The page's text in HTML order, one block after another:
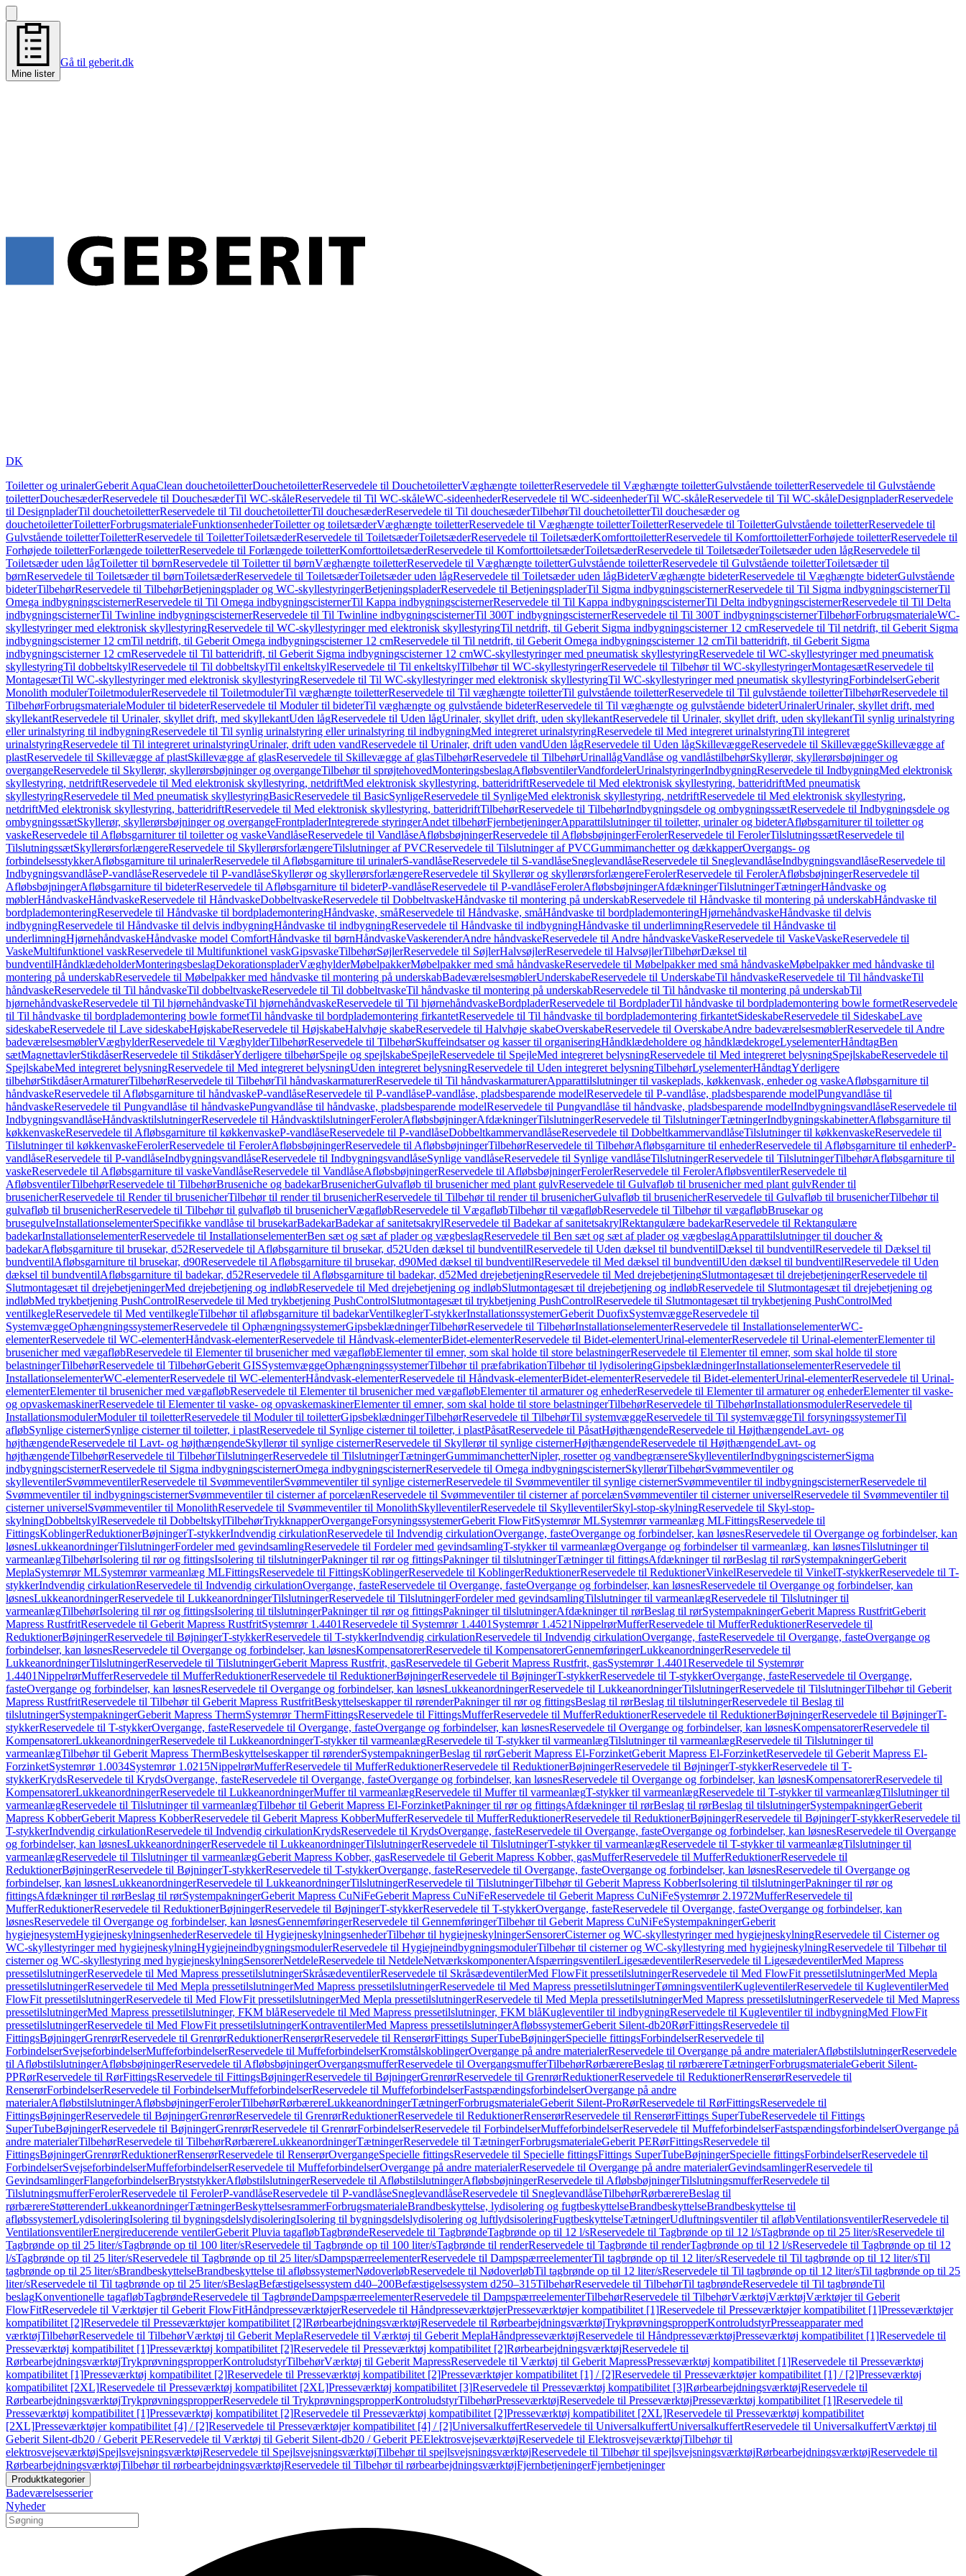
Mine lister
Gå til geberit.dk
DK
Toiletter og urinalerGeberit AquaClean douchetoiletterDouchetoiletterReservedele til DouchetoiletterVæghængte toiletterReservedele til Væghængte toiletterGulvstående toiletterReservedele til Gulvstående
toiletterDouchesæderReservedele til DouchesæderTil WC-skåleReservedele til Til WC-skåleWC-sideenhederReservedele til WC-sideenhederTil WC-skåleReservedele til Til WC-skåleDesignpladerReservedele
til DesignpladerTil douchetoiletterReservedele til Til douchetoiletterTil douchesæderReservedele til Til douchesæderTilbehørTil douchetoiletterTil douchesæder og
douchetoiletterToiletterForbrugsmaterialeFunktionsenhederToiletter og toiletsæderVæghængte toiletterReservedele til Væghængte toiletterToiletterReservedele til ToiletterGulvstående toiletterReservedele til
Gulvstående toiletterToiletterReservedele til ToiletterToiletsæderReservedele til ToiletsæderToiletsæderReservedele til ToiletsæderKomforttoiletterReservedele til KomforttoiletterForhøjede toiletterReservedele til
Forhøjede toiletterForlængede toiletterReservedele til Forlængede toiletterKomforttoiletsæderReservedele til KomforttoiletsæderToiletsæderReservedele til ToiletsæderToiletsæder uden lågReservedele til
Toiletsæder uden lågToiletter til børnReservedele til Toiletter til børnVæghængte toiletterReservedele til Væghængte toiletterGulvstående toiletterReservedele til Gulvstående toiletterToiletsæder til
børnReservedele til Toiletsæder til børnToiletsæderReservedele til ToiletsæderToiletsæder uden lågReservedele til Toiletsæder uden lågBideterVæghængte bideterReservedele til Væghængte bideterGulvstående
bideterTilbehørReservedele til TilbehørBetjeningsplader og WC-skyllestyringerBetjeningspladerReservedele til BetjeningspladerTil Sigma indbygningscisternerReservedele til Til Sigma indbygningscisternerTil
Omega indbygningscisternerReservedele til Til Omega indbygningscisternerTil Kappa indbygningscisternerReservedele til Til Kappa indbygningscisternerTil Delta indbygningscisternerReservedele til Til Delta
indbygningscisternerTil Twinline indbygningscisternerReservedele til Til Twinline indbygningscisternerTil 300T indbygningscisternerReservedele til Til 300T indbygningscisternerTilbehørForbrugsmaterialeWC-
skyllestyringer med elektronisk skyllestyringReservedele til WC-skyllestyringer med elektronisk skyllestyringTil netdrift, til Geberit Sigma indbygningscisterner 12 cmReservedele til Til netdrift, til Geberit Sigma
indbygningscisterner 12 cmTil netdrift, til Geberit Omega indbygningscisterner 12 cmReservedele til Til netdrift, til Geberit Omega indbygningscisterner 12 cmTil batteridrift, til Geberit Sigma
indbygningscisterner 12 cmReservedele til Til batteridrift, til Geberit Sigma indbygningscisterner 12 cmWC-skyllestyringer med pneumatisk skyllestyringReservedele til WC-skyllestyringer med pneumatisk
skyllestyringTil dobbeltskylReservedele til Til dobbeltskylTil enkeltskylReservedele til Til enkeltskylTilbehør til WC-skyllestyringerReservedele til Tilbehør til WC-skyllestyringerMontagesætReservedele til
MontagesætTil WC-skyllestyringer med elektronisk skyllestyringReservedele til Til WC-skyllestyringer med elektronisk skyllestyringTil WC-skyllestyringer med pneumatisk skyllestyringForbindelserGeberit
Monolith modulerToiletmodulerReservedele til ToiletmodulerTil væghængte toiletterReservedele til Til væghængte toiletterTil gulvstående toiletterReservedele til Til gulvstående toiletterTilbehørReservedele til
TilbehørForbrugsmaterialeModuler til bideterReservedele til Moduler til bideterTil væghængte og gulvstående bideterReservedele til Til væghængte og gulvstående bideterUrinalerUrinaler, skyllet drift, med
skyllekantReservedele til Urinaler, skyllet drift, med skyllekantUden lågReservedele til Uden lågUrinaler, skyllet drift, uden skyllekantReservedele til Urinaler, skyllet drift, uden skyllekantTil synlig urinalstyring
eller urinalstyring til indbygningReservedele til Til synlig urinalstyring eller urinalstyring til indbygningMed integreret urinalstyringReservedele til Med integreret urinalstyringTil integreret
urinalstyringReservedele til Til integreret urinalstyringUrinaler, drift uden vandReservedele til Urinaler, drift uden vandUden lågReservedele til Uden lågSkillevæggeReservedele til SkillevæggeSkillevægge af
plastReservedele til Skillevægge af plastSkillevægge af glasReservedele til Skillevægge af glasTilbehørReservedele til TilbehørUrinallågVandlåse og vandlåstilbehørSkyllerør, skyllerørsbøjninger og
overgangeReservedele til Skyllerør, skyllerørsbøjninger og overgangeTilbehør til sprøjtehovedMonteringsbeslagAfløbsventilerVandfordelerUrinalstyringerIndbygningReservedele til IndbygningMed elektronisk
skyllestyring, netdriftReservedele til Med elektronisk skyllestyring, netdriftMed elektronisk skyllestyring, batteridriftReservedele til Med elektronisk skyllestyring, batteridriftMed pneumatisk
skyllestyringReservedele til Med pneumatisk skyllestyringBasicReservedele til BasicSynligeReservedele til SynligeMed elektronisk skyllestyring, netdriftReservedele til Med elektronisk skyllestyring,
netdriftMed elektronisk skyllestyring, batteridriftReservedele til Med elektronisk skyllestyring, batteridriftTilbehørReservedele til TilbehørIndbygningsdele og ombygningssætReservedele til Indbygningsdele og
ombygningssætSkyllerør, skyllerørsbøjninger og overgangeFrontpladerIntegrerede styringerAndet tilbehørFjernbetjeningerApparattilslutninger til toiletter, urinaler og bideterAfløbsgarniturer til toiletter og
vaskeReservedele til Afløbsgarniturer til toiletter og vaskeVandlåseReservedele til VandlåseAfløbsbøjningerReservedele til AfløbsbøjningerFerolerReservedele til FerolerTilslutningssætReservedele til
TilslutningssætSkyllerørsforlængereReservedele til SkyllerørsforlængereTilslutninger af PVCReservedele til Tilslutninger af PVCGummimanchetter og dækkapperOvergangs- og
forbindelsesstykkerAfløbsgarniture til urinalerReservedele til Afløbsgarniture til urinalerS-vandlåseReservedele til S-vandlåseSneglevandlåseReservedele til SneglevandlåseIndbygningsvandlåseReservedele til
IndbygningsvandlåseP-vandlåseReservedele til P-vandlåseSkyllerør og skyllerørsforlængereReservedele til Skyllerør og skyllerørsforlængereFerolerReservedele til FerolerAfløbsbøjningerReservedele til
AfløbsbøjningerAfløbsgarniture til bideterReservedele til Afløbsgarniture til bideterP-vandlåseReservedele til P-vandlåseFerolerAfløbsbøjningerAfdækningerTilslutningerTætningerHåndvaske og
møblerHåndvaskeHåndvaskeReservedele til HåndvaskeDobbeltvaskeReservedele til DobbeltvaskeHåndvaske til montering på underskabReservedele til Håndvaske til montering på underskabHåndvaske til
bordplademonteringReservedele til Håndvaske til bordplademonteringHåndvaske, småReservedele til Håndvaske, småHåndvaske til bordplademonteringHjørnehåndvaskeHåndvaske til delvis
indbygningReservedele til Håndvaske til delvis indbygningHåndvaske til indbygningReservedele til Håndvaske til indbygningHåndvaske til underlimningReservedele til Håndvaske til
underlimningHjørnehåndvaskeHåndvaske model ComfortHåndvaske til børnHåndvaskeVaskerenderAndre håndvaskeReservedele til Andre håndvaskeVaskeReservedele til VaskeVaskeReservedele til
VaskeMultifunktionel vaskReservedele til Multifunktionel vaskGipsvaskeTilbehørSøjlerReservedele til SøjlerHalvsøjlerReservedele til HalvsøjlerTilbehørDæksel til
bundventilHåndklædeholderMonteringsbeslagDekorationspladerVæghylderMøbelpakkerMøbelpakker med små håndvaskeReservedele til Møbelpakker med små håndvaskeMøbelpakker med håndvaske til
montering på underskabReservedele til Møbelpakker med håndvaske til montering på underskabBadeværelsesmøblerUnderskabeReservedele til UnderskabeTil håndvaskeReservedele til Til håndvaskeTil
håndvaskeReservedele til Til håndvaskeTil dobbeltvaskeReservedele til Til dobbeltvaskeTil håndvaske til montering på underskabReservedele til Til håndvaske til montering på underskabTil
hjørnehåndvaskeReservedele til Til hjørnehåndvaskeTil hjørnehåndvaskeReservedele til Til hjørnehåndvaskeBordpladerReservedele til BordpladerTil håndvaske til bordplademontering bowle formetReservedele
til Til håndvaske til bordplademontering bowle formetTil håndvaske til bordplademontering firkantetReservedele til Til håndvaske til bordplademontering firkantetSideskabeReservedele til SideskabeLave
sideskabeReservedele til Lave sideskabeHøjskabeReservedele til HøjskabeHalvhøje skabeReservedele til Halvhøje skabeOverskabeReservedele til OverskabeAndre badeværelsesmøblerReservedele til Andre
badeværelsesmøblerVæghylderReservedele til VæghylderTilbehørReservedele til TilbehørSkuffeindsatser og kasser til organiseringHåndklædeholdere og håndklædekrogeLyselementerHåndtagBen
sætMagnettavlerStikdåserReservedele til StikdåserYderligere tilbehørSpejle og spejlskabeSpejleReservedele til SpejleMed integreret belysningReservedele til Med integreret belysningSpejlskabeReservedele til
SpejlskabeMed integreret belysningReservedele til Med integreret belysningUden integreret belysningReservedele til Uden integreret belysningTilbehørLyselementerHåndtagYderligere
tilbehørStikdåserArmaturerTilbehørReservedele til TilbehørTil håndvaskarmaturerReservedele til Til håndvaskarmaturerApparattilslutninger til vaskeplads, køkkenvask, enheder og vaskeAfløbsgarniture til
håndvaskeReservedele til Afløbsgarniture til håndvaskeP-vandlåseReservedele til P-vandlåseP-vandlåse, pladsbesparende modelReservedele til P-vandlåse, pladsbesparende modelPungvandlåse til
håndvaskeReservedele til Pungvandlåse til håndvaskePungvandlåse til håndvaske, pladsbesparende modelReservedele til Pungvandlåse til håndvaske, pladsbesparende modelIndbygningsvandlåseReservedele til
IndbygningsvandlåseHåndvasktilslutningerReservedele til HåndvasktilslutningerFerolerAfløbsbøjningerAfdækningerTilslutningerReservedele til TilslutningerTætningerIndbygningskabinetterAfløbsgarniture til
køkkenvaskeReservedele til Afløbsgarniture til køkkenvaskeP-vandlåseReservedele til P-vandlåseDobbeltkammervandlåseReservedele til DobbeltkammervandlåseTilslutninger til køkkenvaskeReservedele til
Tilslutninger til køkkenvaskeFerolerReservedele til FerolerAfløbsbøjningerReservedele til AfløbsbøjningerTilbehørReservedele til TilbehørAfløbsgarniture til enhederReservedele til Afløbsgarniture til enhederP-
vandlåseReservedele til P-vandlåseIndbygningsvandlåseReservedele til IndbygningsvandlåseSynlige vandlåseReservedele til Synlige vandlåseTilslutningerReservedele til TilslutningerTilbehørAfløbsgarniture til
vaskeReservedele til Afløbsgarniture til vaskeVandlåseReservedele til VandlåseAfløbsbøjningerReservedele til AfløbsbøjningerFerolerReservedele til FerolerAfløbsventilerReservedele til
AfløbsventilerTilbehørReservedele til TilbehørBruseniche og badekarBrusenicherGulvafløb til brusenicher med plant gulvReservedele til Gulvafløb til brusenicher med plant gulvRender til
brusenicherReservedele til Render til brusenicherTilbehør til render til brusenicherReservedele til Tilbehør til render til brusenicherGulvafløb til brusenicherReservedele til Gulvafløb til brusenicherTilbehør til
gulvafløb til brusenicherReservedele til Tilbehør til gulvafløb til brusenicherVægafløbReservedele til VægafløbTilbehør til vægafløbReservedele til Tilbehør til vægafløbBrusekar og
brusegulveInstallationselementerSpecifikke vandlåse til brusekarBadekarBadekar af sanitetsakrylReservedele til Badekar af sanitetsakrylRektangulære badekarReservedele til Rektangulære
badekarInstallationselementerReservedele til InstallationselementerBen sæt og sæt af plader og vægbeslagReservedele til Ben sæt og sæt af plader og vægbeslagApparattilslutninger til doucher &
badekarAfløbsgarniture til brusekar, d52Reservedele til Afløbsgarniture til brusekar, d52Uden dæksel til bundventilReservedele til Uden dæksel til bundventilDæksel til bundventilReservedele til Dæksel til
bundventilAfløbsgarniture til brusekar, d90Reservedele til Afløbsgarniture til brusekar, d90Med dæksel til bundventilReservedele til Med dæksel til bundventilUden dæksel til bundventilReservedele til Uden
dæksel til bundventilAfløbsgarniture til badekar, d52Reservedele til Afløbsgarniture til badekar, d52Med drejebetjeningReservedele til Med drejebetjeningSlutmontagesæt til drejebetjeningerReservedele til
Slutmontagesæt til drejebetjeningerMed drejebetjening og indløbReservedele til Med drejebetjening og indløbSlutmontagesæt til drejebetjening og indløbReservedele til Slutmontagesæt til drejebetjening og
indløbMed trykbetjening PushControlReservedele til Med trykbetjening PushControlSlutmontagesæt til trykbetjening PushControlReservedele til Slutmontagesæt til trykbetjening PushControlMed
ventilkegleReservedele til Med ventilkegleTilbehør til afløbsgarniture til badekarVentilkeglerT-stykkerInstallationssystemerGeberit DuofixSystemvæggeReservedele til
SystemvæggeOphængningssystemerReservedele til OphængningssystemerGipsbeklædningerTilbehørReservedele til TilbehørInstallationselementerReservedele til InstallationselementerWC-
elementerReservedele til WC-elementerHåndvask-elementerReservedele til Håndvask-elementerBidet-elementerReservedele til Bidet-elementerUrinal-elementerReservedele til Urinal-elementerElementer til
brusenicher med vægafløbReservedele til Elementer til brusenicher med vægafløbElementer til emner, som skal holde til store belastningerReservedele til Elementer til emner, som skal holde til store
belastningerTilbehørReservedele til TilbehørGeberit GISSystemvæggeOphængningssystemerTilbehør til præfabrikationTilbehør til lydisoleringGipsbeklædningerInstallationselementerReservedele til
InstallationselementerWC-elementerReservedele til WC-elementerHåndvask-elementerReservedele til Håndvask-elementerBidet-elementerReservedele til Bidet-elementerUrinal-elementerReservedele til Urinal-
elementerElementer til brusenicher med vægafløbReservedele til Elementer til brusenicher med vægafløbElementer til armaturer og enhederReservedele til Elementer til armaturer og enhederElementer til vaske-
og opvaskemaskinerReservedele til Elementer til vaske- og opvaskemaskinerElementer til emner, som skal holde til store belastningerTilbehørReservedele til TilbehørInstallationsmodulerReservedele til
InstallationsmodulerModuler til toiletterReservedele til Moduler til toiletterGipsbeklædningerTilbehørReservedele til TilbehørTil systemvæggeReservedele til Til systemvæggeTil forsyningssystemerTil
afløbSynlige cisternerSynlige cisterner til toiletter, i plastReservedele til Synlige cisterner til toiletter, i plastPåsatReservedele til PåsatHøjthængendeReservedele til HøjthængendeLavt- og
højthængendeReservedele til Lavt- og højthængendeSkyllerør til synlige cisternerReservedele til Skyllerør til synlige cisternerHøjthængendeReservedele til HøjthængendeLavt- og
højthængendeTilbehørReservedele til TilbehørTilslutningerReservedele til TilslutningerTætningerGummimanchetterNipler, rosetter og vandbegrænsereSkylleventilerIndbygningscisternerSigma
indbygningscisternerReservedele til Sigma indbygningscisternerOmega indbygningscisternerReservedele til Omega indbygningscisternerSkyllerørTilbehørSvømmeventiler og
skylleventilerSvømmeventilerReservedele til SvømmeventilerSvømmeventiler til synlige cisternerReservedele til Svømmeventiler til synlige cisternerSvømmeventiler til indbygningscisternerReservedele til
Svømmeventiler til indbygningscisternerSvømmeventiler til cisterner af porcelænReservedele til Svømmeventiler til cisterner af porcelænSvømmeventiler til cisterner universelReservedele til Svømmeventiler til
cisterner universelSvømmeventiler til MonolithReservedele til Svømmeventiler til MonolithSkylleventilerReservedele til SkylleventilerSkyl-stop-skylningReservedele til Skyl-stop-
skylningDobbeltskylReservedele til DobbeltskylTilbehørTrykknapperOvergangeForsyningssystemerGeberit FlowFitSystemrør MLSystemrør varmeanlæg MLFittingsReservedele til
FittingsKoblingerReduktionerBøjningerT-stykkerIndvendig cirkulationReservedele til Indvendig cirkulationOvergange, fasteOvergange og forbindelser, kan løsnesReservedele til Overgange og forbindelser, kan
løsnesLukkeanordningerTilslutningerFordeler med gevindsamlingReservedele til Fordeler med gevindsamlingT-stykker til varmeanlægOvergange og forbindelser til varmeanlæg, kan løsnesTilslutninger til
varmeanlægTilbehørIsolering til rør og fittingsIsolering til tilslutningerPakninger til rør og fittingsPakninger til tilslutningerTætninger til fittingsAfdækninger til rørBeslag til rørSystempakningerGeberit
MeplaSystemrør MLSystemrør varmeanlæg MLFittingsReservedele til FittingsKoblingerReservedele til KoblingerReduktionerReservedele til ReduktionerVinkelReservedele til VinkelT-stykkerReservedele til T-
stykkerIndvendig cirkulationReservedele til Indvendig cirkulationOvergange, fasteReservedele til Overgange, fasteOvergange og forbindelser, kan løsnesReservedele til Overgange og forbindelser, kan
løsnesLukkeanordningerReservedele til LukkeanordningerTilslutningerReservedele til TilslutningerFordeler med gevindsamlingTilslutninger til varmeanlægReservedele til Tilslutninger til
varmeanlægTilbehørIsolering til rør og fittingsIsolering til tilslutningerPakninger til rør og fittingsPakninger til tilslutningerAfdækninger til rørBeslag til rørSystempakningerGeberit Mapress RustfritGeberit
Mapress RustfritReservedele til Geberit Mapress RustfritSystemrør 1.4401Reservedele til Systemrør 1.4401 Systemrør 1.4521NippelrørMufferReservedele til MufferReduktionerReservedele til
ReduktionerBøjningerReservedele til BøjningerT-stykkerReservedele til T-stykkerIndvendig cirkulationReservedele til Indvendig cirkulationOvergange, fasteReservedele til Overgange, fasteOvergange og
forbindelser, kan løsnesReservedele til Overgange og forbindelser, kan løsnesKompensatorerReservedele til KompensatorerGennemføringerLukkeanordningerReservedele til
LukkeanordningerTilslutningerReservedele til TilslutningerGeberit Mapress Rustfrit, gasReservedele til Geberit Mapress Rustfrit, gasSystemrør 1.4401Reservedele til Systemrør
1.4401NippelrørMufferReservedele til MufferReduktionerReservedele til ReduktionerBøjningerReservedele til BøjningerT-stykkerReservedele til T-stykkerOvergange, fasteReservedele til Overgange,
fasteOvergange og forbindelser, kan løsnesReservedele til Overgange og forbindelser, kan løsnesLukkeanordningerReservedele til LukkeanordningerTilslutningerReservedele til TilslutningerTilbehør til Geberit
Mapress RustfritReservedele til Tilbehør til Geberit Mapress RustfritBeskyttelseskapper til rørenderPakninger til rør og fittingsBeslag til rørBeslag til tilslutningerReservedele til Beslag til
tilslutningerSystempakningerGeberit Mapress ThermSystemrør ThermFittingsReservedele til FittingsMufferReservedele til MufferReduktionerReservedele til ReduktionerBøjningerReservedele til BøjningerT-
stykkerReservedele til T-stykkerOvergange, fasteReservedele til Overgange, fasteOvergange og forbindelser, kan løsnesReservedele til Overgange og forbindelser, kan løsnesKompensatorerReservedele til
KompensatorerLukkeanordningerReservedele til LukkeanordningerT-stykker til varmeanlægReservedele til T-stykker til varmeanlægTilslutninger til varmeanlægReservedele til Tilslutninger til
varmeanlægTilbehør til Geberit Mapress ThermBeskyttelseskapper til rørenderSystempakningerBeslag til rørGeberit Mapress El-ForzinketGeberit Mapress El-ForzinketReservedele til Geberit Mapress El-
ForzinketSystemrør 1.0034Systemrør 1.0215NippelrørMufferReservedele til MufferReduktionerReservedele til ReduktionerBøjningerReservedele til BøjningerT-stykkerReservedele til T-
stykkerKrydsReservedele til KrydsOvergange, fasteReservedele til Overgange, fasteOvergange og forbindelser, kan løsnesReservedele til Overgange og forbindelser, kan løsnesKompensatorerReservedele til
KompensatorerLukkeanordningerReservedele til LukkeanordningerMuffer til varmeanlægReservedele til Muffer til varmeanlægT-stykker til varmeanlægReservedele til T-stykker til varmeanlægTilslutninger til
varmeanlægReservedele til Tilslutninger til varmeanlægTilbehør til Geberit Mapress El-ForzinketPakninger til rør og fittingsAfdækninger til rørBeslag til rørBeslag til tilslutningerSystempakningerGeberit
Mapress KobberGeberit Mapress KobberReservedele til Geberit Mapress KobberMufferReservedele til MufferReduktionerReservedele til ReduktionerBøjningerReservedele til BøjningerT-stykkerReservedele til
T-stykkerIndvendig cirkulationReservedele til Indvendig cirkulationKrydsReservedele til KrydsOvergange, fasteReservedele til Overgange, fasteOvergange og forbindelser, kan løsnesReservedele til Overgange
og forbindelser, kan løsnesLukkeanordningerReservedele til LukkeanordningerTilslutningerReservedele til TilslutningerT-stykker til varmeanlægReservedele til T-stykker til varmeanlægTilslutninger til
varmeanlægReservedele til Tilslutninger til varmeanlægGeberit Mapress Kobber, gasReservedele til Geberit Mapress Kobber, gasMufferReservedele til MufferReduktionerReservedele til
ReduktionerBøjningerReservedele til BøjningerT-stykkerReservedele til T-stykkerOvergange, fasteReservedele til Overgange, fasteOvergange og forbindelser, kan løsnesReservedele til Overgange og
forbindelser, kan løsnesLukkeanordningerReservedele til LukkeanordningerTilslutningerReservedele til TilslutningerTilbehør til Geberit Mapress KobberIsolering til tilslutningerPakninger til rør og
fittingsAfdækninger til rørBeslag til rørSystempakningerGeberit Mapress CuNiFeGeberit Mapress CuNiFeReservedele til Geberit Mapress CuNiFeSystemrør 2.1972MufferReservedele til
MufferReduktionerReservedele til ReduktionerBøjningerReservedele til BøjningerT-stykkerReservedele til T-stykkerOvergange, fasteReservedele til Overgange, fasteOvergange og forbindelser, kan
løsnesReservedele til Overgange og forbindelser, kan løsnesGennemføringerReservedele til GennemføringerTilbehør til Geberit Mapress CuNiFeSystempakningerGeberit
hygiejnesystemHygiejneskylningsenhederReservedele til HygiejneskylningsenhederTilbehør til hygiejneskylningerSensorerCisterner og WC-skyllestyringer med hygiejneskylningReservedele til Cisterner og
WC-skyllestyringer med hygiejneskylningHygiejneindbygningsmodulerReservedele til HygiejneindbygningsmodulerTilbehør til cisterner og WC-skyllestyring med hygiejneskylningReservedele til Tilbehør til
cisterner og WC-skyllestyring med hygiejneskylningSensorerNetdeleReservedele til NetdeleNetværkskomponenterAfspærringsventilerLigesædeventilerReservedele til LigesædeventilerMed Mapress
pressetilslutningerReservedele til Med Mapress pressetilslutningerSkråsædeventilerReservedele til SkråsædeventilerMed FlowFit pressetilslutningerReservedele til Med FlowFit pressetilslutningerMed Mepla
pressetilslutningerReservedele til Med Mepla pressetilslutningerMed Mapress pressetilslutningerReservedele til Med Mapress pressetilslutningerTømningsventilerKugleventilerReservedele til KugleventilerMed
FlowFit pressetilslutningerReservedele til Med FlowFit pressetilslutningerMed Mepla pressetilslutningerReservedele til Med Mepla pressetilslutningerMed Mapress pressetilslutningerReservedele til Med Mapress
pressetilslutningerMed Mapress pressetilslutninger, FKM blåReservedele til Med Mapress pressetilslutninger, FKM blåKugleventiler til indbygningReservedele til Kugleventiler til indbygningMed FlowFit
pressetilslutningerReservedele til Med FlowFit pressetilslutningerKontraventilerMed Mapress pressetilslutningerAfløbssystemerGeberit Silent-db20RørFittingsReservedele til
FittingsBøjningerGrenrørReservedele til GrenrørReduktionerRenserørReservedele til RenserørFittings SuperTubeBøjningerSpecielle fittingsForbindelserReservedele til
ForbindelserSvejseforbindelserMuffeforbindelserReservedele til MuffeforbindelserKromstålskoblingerOvergange på andre materialerReservedele til Overgange på andre materialerAfløbstilslutningerReservedele
til AfløbstilslutningerAfløbsbøjningerReservedele til AfløbsbøjningerOvergangsmufferReservedele til OvergangsmufferTilbehørRørbærereBeslag til rørbærereTætningerForbrugsmaterialeGeberit Silent-
PPRørReservedele til RørFittingsReservedele til FittingsBøjningerReservedele til BøjningerGrenrørReservedele til GrenrørReduktionerReservedele til ReduktionerRenserørReservedele til
RenserørForbindelserReservedele til ForbindelserMuffeforbindelserReservedele til MuffeforbindelserFastspændingsforbindelserOvergange på andre
materialerAfløbstilslutningerAfløbsbøjningerFerolerTilbehørRørbærereLukkeanordningerTætningerForbrugsmaterialeGeberit Silent-ProRørReservedele til RørFittingsReservedele til
FittingsBøjningerReservedele til BøjningerGrenrørReservedele til GrenrørReduktionerReservedele til ReduktionerRenserørReservedele til RenserørFittings SuperTubeReservedele til Fittings
SuperTubeBøjningerReservedele til BøjningerGrenrørReservedele til GrenrørForbindelserReservedele til ForbindelserMuffeforbindelserReservedele til MuffeforbindelserFastspændingsforbindelserOvergange på
andre materialerTilbehørReservedele til TilbehørRørbærereLukkeanordningerTætningerReservedele til TætningerForbrugsmaterialeGeberit PERørFittingsReservedele til
FittingsBøjningerGrenrørReduktionerRenserørReservedele til RenserørOvergangeSpecielle fittingsReservedele til Specielle fittingsFittings SuperTubeBøjningerSpecielle fittingsForbindelserReservedele til
ForbindelserSvejseforbindelserMuffeforbindelserReservedele til MuffeforbindelserOvergange på andre materialerReservedele til Overgange på andre materialerGevindsamlingerReservedele til
GevindsamlingerFlangeforbindelserBryststykkerAfløbstilslutningerReservedele til AfløbstilslutningerAfløbsbøjningerReservedele til AfløbsbøjningerTilslutningsmufferReservedele til
TilslutningsmufferFerolerReservedele til FerolerP-vandlåseReservedele til P-vandlåseSneglevandlåseReservedele til SneglevandlåseTilbehørRørbærereBeslag til
rørbærereStøtterenderLukkeanordningerTætningerBeskyttelsesrammerForbrugsmaterialeBrandbeskyttelse, lydisolering og fugtbeskyttelseBrandbeskyttelseBrandbeskyttelse til
afløbssystemerLydisoleringIsolering til bygningsdelslydisoleringIsolering til bygningsdelslydisolering og luftlydsisoleringFugtbeskyttelseTætningerUdluftningsventiler til afløbVentilationsventilerReservedele til
VentilationsventilerEnergireducerende ventilerGeberit Pluvia tagafløbTagbrøndeReservedele til TagbrøndeTagbrønde op til 12 l/sReservedele til Tagbrønde op til 12 l/sTagbrønde op til 25 liter/sReservedele til
Tagbrønde op til 25 liter/sTagbrønde op til 100 liter/sReservedele til Tagbrønde op til 100 liter/sTagbrønde til renderReservedele til Tagbrønde til renderTagbrønde op til 12 l/sReservedele til Tagbrønde op til 12
l/sTagbrønde op til 25 liter/sReservedele til Tagbrønde op til 25 liter/sDampspærreelementerReservedele til DampspærreelementerTil tagbrønde op til 12 liter/sReservedele til Til tagbrønde op til 12 liter/sTil
tagbrønde op til 25 liter/sBrandbeskyttelseBrandbeskyttelse til afløbssystemerNødoverløbReservedele til NødoverløbTil tagbrønde op til 12 liter/sReservedele til Til tagbrønde op til 12 liter/sTil tagbrønde op til 25
liter/sReservedele til Til tagbrønde op til 25 liter/sBeslagBefæstigelsessystem d40–200Befæstigelsessystem d250–315TilbehørReservedele til TilbehørTil tagbrøndeReservedele til Til tagbrøndeTil
beslagKonventionelle tagafløbTagbrøndeReservedele til TagbrøndeDampspærreelementerReservedele til DampspærreelementerTilbehørReservedele til TilbehørVærktøjVærktøjVærktøjer til Geberit
FlowFitReservedele til Værktøjer til Geberit FlowFitHåndpresseværktøjerReservedele til HåndpresseværktøjerPresseværktøjer kompatibilitet [1]Reservedele til Presseværktøjer kompatibilitet [1]Presseværktøjer
kompatibilitet [2]Reservedele til Presseværktøjer kompatibilitet [2]RørbearbejdningsværktøjReservedele til RørbearbejdningsværktøjTrykprøvningspropperKontroludstyrPresseapparater med
værktøjTilbehørReservedele til TilbehørVærktøj til Geberit MeplaReservedele til Værktøj til Geberit MeplaHåndpresseværktøjReservedele til HåndpresseværktøjPresseværktøj kompatibilitet [1]Reservedele til
Presseværktøj kompatibilitet [1]Presseværktøj kompatibilitet [2]Reservedele til Presseværktøj kompatibilitet [2]RørbearbejdningsværktøjReservedele til
RørbearbejdningsværktøjTrykprøvningspropperKontroludstyrTilbehørVærktøj til Geberit MapressReservedele til Værktøj til Geberit MapressPresseværktøj kompatibilitet [1]Reservedele til Presseværktøj
kompatibilitet [1]Presseværktøj kompatibilitet [2]Reservedele til Presseværktøj kompatibilitet [2]Presseværktøjer kompatibilitet [1] / [2]Reservedele til Presseværktøjer kompatibilitet [1] / [2]Presseværktøj
kompatibilitet [2XL]Reservedele til Presseværktøj kompatibilitet [2XL]Presseværktøj kompatibilitet [3]Reservedele til Presseværktøj kompatibilitet [3]RørbearbejdningsværktøjReservedele til
RørbearbejdningsværktøjTrykprøvningspropperReservedele til TrykprøvningspropperKontroludstyrTilbehørPresseværktøjReservedele til PresseværktøjPresseværktøj kompatibilitet [1]Reservedele til
Presseværktøj kompatibilitet [1]Presseværktøj kompatibilitet [2]Reservedele til Presseværktøj kompatibilitet [2]Presseværktøj kompatibilitet [2XL]Reservedele til Presseværktøj kompatibilitet
[2XL]Presseværktøjer kompatibilitet [4] / [2]Reservedele til Presseværktøjer kompatibilitet [4] / [2]UniversalkuffertReservedele til UniversalkuffertUniversalkuffertReservedele til UniversalkuffertVærktøj til
Geberit Silent-db20 / Geberit PEReservedele til Værktøj til Geberit Silent-db20 / Geberit PEElektrosvejseværktøjReservedele til ElektrosvejseværktøjTilbehør til
elektrosvejseværktøjSpejlsvejsningsværktøjReservedele til SpejlsvejsningsværktøjTilbehør til spejlsvejsningsværktøjReservedele til Tilbehør til spejlsvejsningsværktøjRørbearbejdningsværktøjReservedele til
RørbearbejdningsværktøjTilbehør til rørbearbejdningsværktøjReservedele til Tilbehør til rørbearbejdningsværktøjFjernbetjeningerFjernbetjeninger
Produktkategorier
Badeværelsesserier
Nyheder